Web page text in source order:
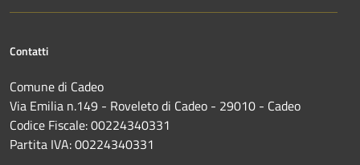
Contatti
Comune di Cadeo
Via Emilia n.149 - Roveleto di Cadeo - 29010 - Cadeo
Codice Fiscale: 00224340331
Partita IVA: 00224340331